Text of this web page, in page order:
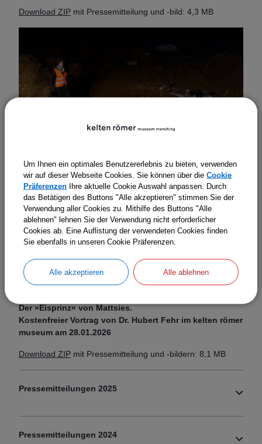
Download ZIP mit Pressemitteilung und -bild: 4,3 MB
13.01.2026
Der »Eisprinz« von Mattsies.
Kostenfreier Vortrag von Dr. Hubert Fehr im kelten römer
museum am 28.01.2026
Download ZIP mit Pressemitteilung und -bildern: 8,1 MB
Pressemitteilungen 2025
Pressemitteilungen 2024
Um Ihnen ein optimales Benutzererlebnis zu bieten, verwenden
wir auf dieser Webseite Cookies. Sie können über die Cookie
Präferenzen Ihre aktuelle Cookie Auswahl anpassen. Durch
das Betätigen des Buttons "Alle akzeptieren" stimmen Sie der
Verwendung aller Cookies zu. Mithilfe des Buttons "Alle
ablehnen" lehnen Sie der Verwendung nicht erforderlicher
Cookies ab. Eine Auflistung der verwendeten Cookies finden
Sie ebenfalls in unseren Cookie Präferenzen.
Alle akzeptieren Alle ablehnen